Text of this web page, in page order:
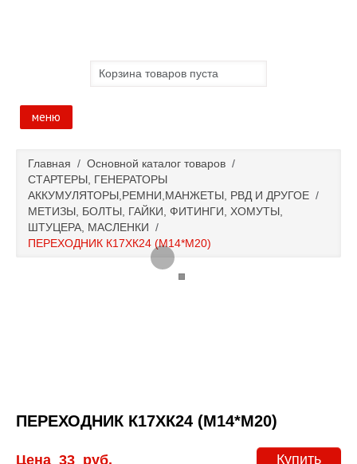
Корзина товаров пуста
меню
Основной каталог товаров
Доставка и оплата
Главная / Основной каталог товаров /
СТАРТЕРЫ, ГЕНЕРАТОРЫ
АККУМУЛЯТОРЫ,РЕМНИ,МАНЖЕТЫ, РВД И ДРУГОЕ /
МЕТИЗЫ, БОЛТЫ, ГАЙКИ, ФИТИНГИ, ХОМУТЫ,
ШТУЦЕРА, МАСЛЕНКИ /
ПЕРЕХОДНИК К17ХК24 (М14*М20)
ПЕРЕХОДНИК К17ХК24 (М14*М20)
Купить
Цена 33 руб.